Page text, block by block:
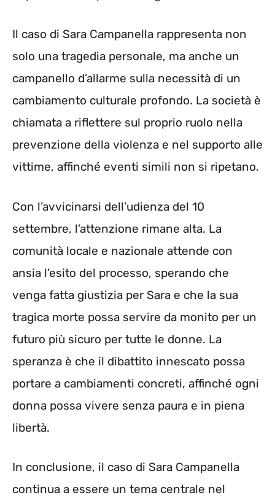
Il caso di Sara Campanella rappresenta non
solo una tragedia personale, ma anche un
campanello d’allarme sulla necessità di un
cambiamento culturale profondo. La società è
chiamata a riflettere sul proprio ruolo nella
prevenzione della violenza e nel supporto alle
vittime, affinché eventi simili non si ripetano.
Con l’avvicinarsi dell’udienza del 10
settembre, l’attenzione rimane alta. La
comunità locale e nazionale attende con
ansia l’esito del processo, sperando che
venga fatta giustizia per Sara e che la sua
tragica morte possa servire da monito per un
futuro più sicuro per tutte le donne. La
speranza è che il dibattito innescato possa
portare a cambiamenti concreti, affinché ogni
donna possa vivere senza paura e in piena
libertà.
In conclusione, il caso di Sara Campanella
continua a essere un tema centrale nel